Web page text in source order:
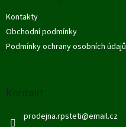
Kontakty
Obchodní podmínky
Podmínky ochrany osobních údajů
Kontakt
prodejna.rpsteti@email.cz